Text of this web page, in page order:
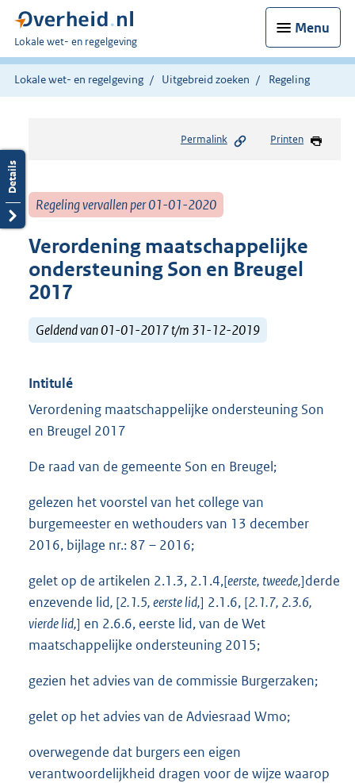
Menu
U
bent
hier:
Lokale wet- en regelgeving
Lokale wet- en regelgeving Uitgebreid zoeken Regeling
Permalink Printen
Regeling vervallen per 01-01-2020
Verordening maatschappelijke
ondersteuning Son en Breugel
2017
Geldend van 01-01-2017 t/m 31-12-2019
Intitulé
Verordening maatschappelijke ondersteuning Son
en Breugel 2017
De raad van de gemeente Son en Breugel;
gelezen het voorstel van het college van
burgemeester en wethouders van 13 december
2016, bijlage nr.: 87 – 2016;
gelet op de artikelen 2.1.3, 2.1.4,[eerste, tweede,]derde
enzevende lid, [2.1.5, eerste lid,] 2.1.6, [2.1.7, 2.3.6,
vierde lid,] en 2.6.6, eerste lid, van de Wet
maatschappelijke ondersteuning 2015;
gezien het advies van de commissie Burgerzaken;
gelet op het advies van de Adviesraad Wmo;
overwegende dat burgers een eigen
verantwoordelijkheid dragen voor de wijze waarop